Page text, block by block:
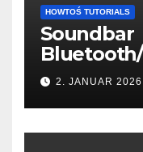
HOWTOŚ TUTORIALS
Soundbar
2. JANUAR 2026